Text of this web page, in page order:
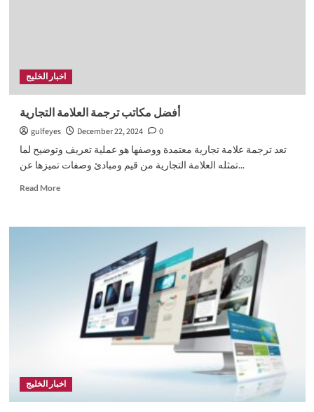
اخبار الخليج
أفضل مكاتب ترجمة العلامة التجارية
gulfeyes December 22, 2024
0
تعد ترجمة علامة تجارية معتمدة ووصفها هو عملية تعريف وتوضيح لما
تمثله العلامة التجارية من قيم ومبادئ وصفات تميزها عن...
Read MoreRead
أفضل
اخبار الخليج